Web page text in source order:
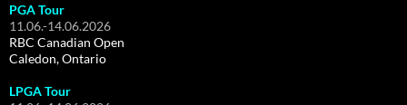
PGA Tour
11.06.-14.06.2026
RBC Canadian Open
Caledon, Ontario
LPGA Tour